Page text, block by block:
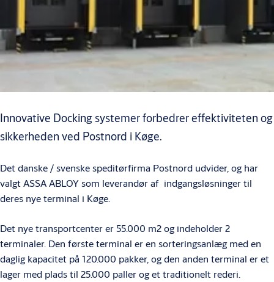
Innovative Docking systemer forbedrer effektiviteten og
sikkerheden ved Postnord i Køge.
Det danske / svenske speditørfirma Postnord udvider, og har
valgt ASSA ABLOY som leverandør af indgangsløsninger til
deres nye terminal i Køge.
Det nye transportcenter er 55.000 m2 og indeholder 2
terminaler. Den første terminal er en sorteringsanlæg med en
daglig kapacitet på 120.000 pakker, og den anden terminal er et
lager med plads til 25.000 paller og et traditionelt rederi.